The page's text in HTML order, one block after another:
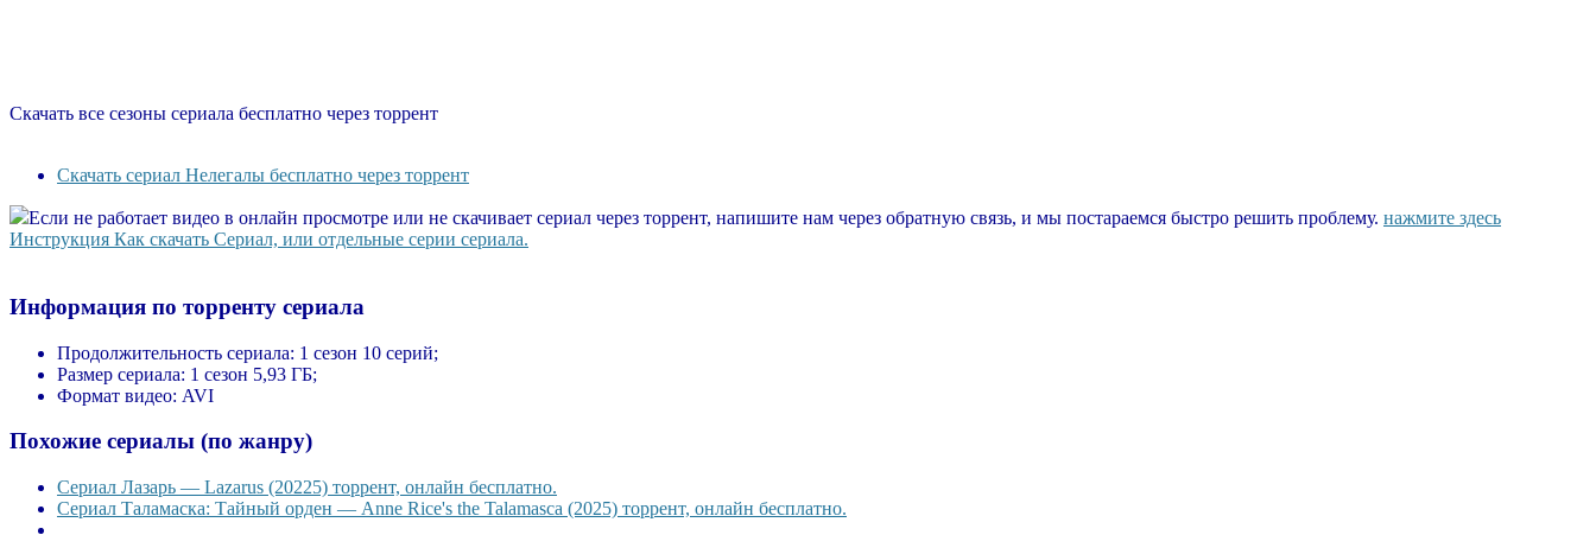
Скачать все сезоны сериала бесплатно через торрент
Скачать сериал Нелегалы бесплатно через торрент
Если не работает видео в онлайн просмотре или не скачивает сериал через торрент, напишите нам через обратную связь, и мы постараемся быстро решить проблему. нажмите здесь
Инструкция Как скачать Сериал, или отдельные серии сериала.
Информация по торренту сериала
Продолжительность сериала: 1 сезон 10 серий;
Размер сериала: 1 сезон 5,93 ГБ;
Формат видео: AVI
Похожие сериалы (по жанру)
Сериал Лазарь — Lazarus (20225) торрент, онлайн бесплатно.
Сериал Таламаска: Тайный орден — Anne Rice's the Talamasca (2025) торрент, онлайн бесплатно.